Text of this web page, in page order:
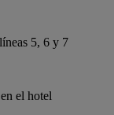
5, 6 y 7
el hotel